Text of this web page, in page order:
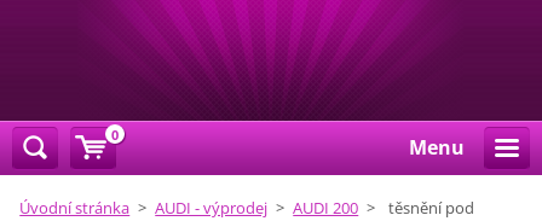
Menu
Úvodní stránka > AUDI - výprodej > AUDI 200 >
těsnění pod
0